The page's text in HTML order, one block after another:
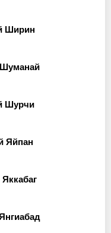
Ширин
Шуманай
Шурчи
Яйпан